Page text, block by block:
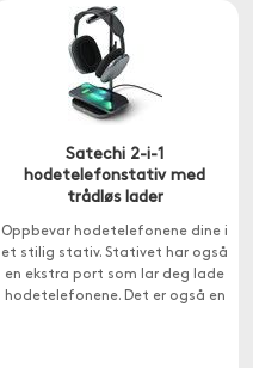
Satechi 2-i-1
hodetelefonstativ med
trådløs lader
Oppbevar hodetelefonene dine i
et stilig stativ. Stativet har også
en ekstra port som lar deg lade
hodetelefonene. Det er også en